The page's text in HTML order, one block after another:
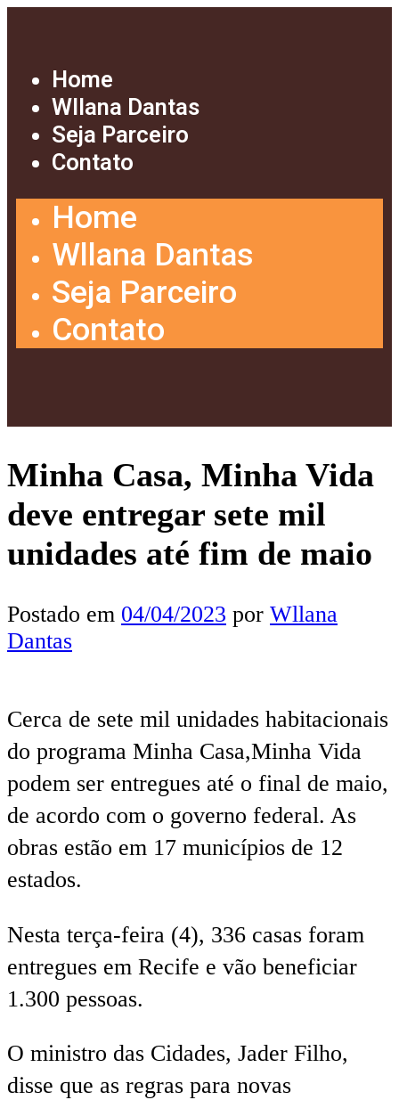
Home
Wllana Dantas
Seja Parceiro
Contato
Home
Wllana Dantas
Seja Parceiro
Contato
Minha Casa, Minha Vida
deve entregar sete mil
unidades até fim de maio
Postado em 04/04/2023 por Wllana
Dantas
Cerca de sete mil unidades habitacionais
do programa Minha Casa,Minha Vida
podem ser entregues até o final de maio,
de acordo com o governo federal. As
obras estão em 17 municípios de 12
estados.
Nesta terça-feira (4), 336 casas foram
entregues em Recife e vão beneficiar
1.300 pessoas.
O ministro das Cidades, Jader Filho,
disse que as regras para novas